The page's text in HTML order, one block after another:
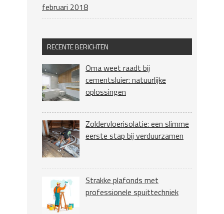
februari 2018
RECENTE BERICHTEN
Oma weet raadt bij
cementsluier: natuurlijke
oplossingen
Zoldervloerisolatie: een slimme
eerste stap bij verduurzamen
Strakke plafonds met
professionele spuittechniek